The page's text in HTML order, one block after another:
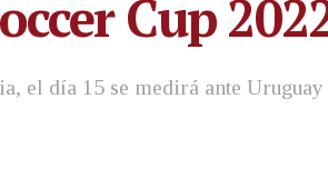
Cup
el día 15 se medirá ante